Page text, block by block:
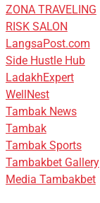
ZONA TRAVELING
RISK SALON
LangsaPost.com
Side Hustle Hub
LadakhExpert
WellNest
Tambak News
Tambak
Tambak Sports
Tambakbet Gallery
Media Tambakbet